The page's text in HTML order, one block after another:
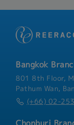
Bangkok
801 8th Floor,
Pathum Wan,
(+66) 02-